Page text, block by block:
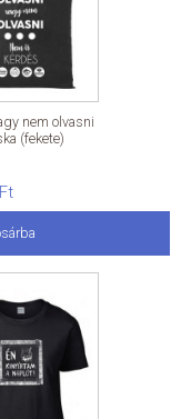
nem olvasni
(fekete)